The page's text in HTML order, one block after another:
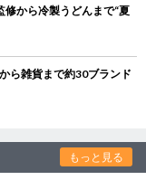
から冷製うどんまで“夏
ら雑貨まで約30ブランド
もっと見る